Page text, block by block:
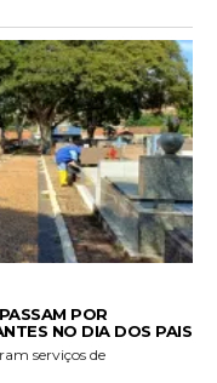
POR
NO DIA DOS PAIS
serviços de